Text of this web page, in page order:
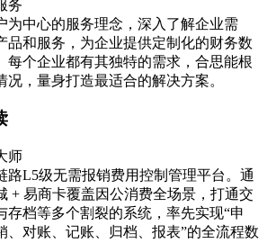
务
为中心的服务理念，深入了解企业需
品和服务，为企业提供定制化的财务数
每个企业都有其独特的需求，合思能根
况，量身打造最适合的解决方案。
师
路L5级无需报销费用控制管理平台。通
+ 易商卡覆盖因公消费全场景，打通交
存档等多个割裂的系统，率先实现“申
、对账、记账、归档、报表”的全流程数